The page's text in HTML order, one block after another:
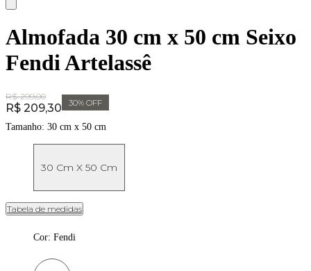
Almofada 30 cm x 50 cm Seixo
Fendi Artelassê
Original Price:
R$ 299,00
Price:
R$ 209,30 30% OFF
Tamanho: 30 cm x 50 cm
30 Cm X 50 Cm
Tabela de medidas
Cor: Fendi
Cor: Fendi